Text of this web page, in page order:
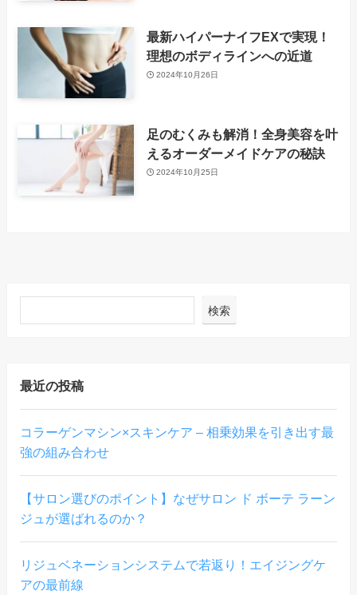
最新ハイパーナイフEXで実現！
理想のボディラインへの近道
2024年10月26日
足のむくみも解消！全身美容を叶
えるオーダーメイドケアの秘訣
2024年10月25日
検索
最近の投稿
コラーゲンマシン×スキンケア – 相乗効果を引き出す最
強の組み合わせ
【サロン選びのポイント】なぜサロン ド ボーテ ラーン
ジュが選ばれるのか？
リジュベネーションシステムで若返り！エイジングケ
アの最前線